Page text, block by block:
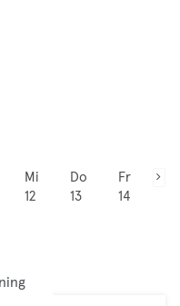
Mi
12
Do
13
Fr
14